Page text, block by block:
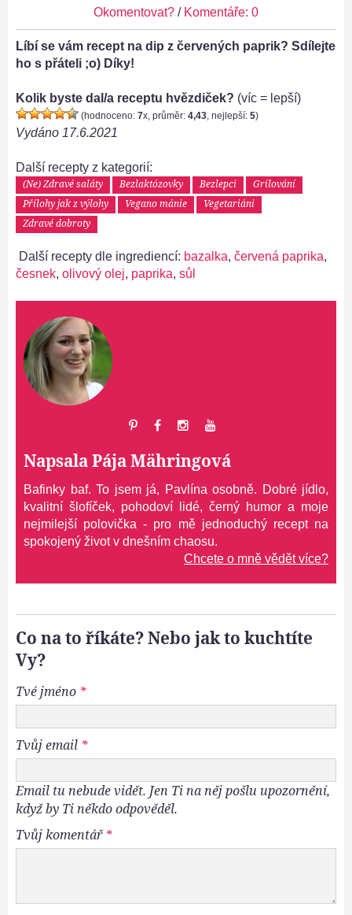
Okomentovat? / Komentáře: 0
Líbí se vám recept na dip z červených paprik? Sdílejte
ho s přáteli ;o) Díky!
Kolik byste dal/a receptu hvězdiček? (víc = lepší)
(hodnoceno: 7x, průměr: 4,43 , nejlepší: 5)
Vydáno 17.6.2021
Další recepty z kategorií:
(Ne) Zdravé saláty
Bezlaktózovky Bezlepci
Grilování
Přílohy jak z výlohy
Vegano mánie
Vegetariáni
Zdravé dobroty
Další recepty dle ingrediencí: bazalka, červená paprika,
česnek, olivový olej, paprika, sůl
NapsalaPája Mähringová
Bafinky baf. To jsem já, Pavlína osobně. Dobré jídlo,
kvalitní šlofíček, pohodoví lidé, černý humor a moje
nejmilejší polovička - pro mě jednoduchý recept na
spokojený život v dnešním chaosu.
Chcete o mně vědět více?
Co na to říkáte? Nebo jak to kuchtíte
Vy?
Tvé jméno *
Tvůj email *
Email tu nebude vidět. Jen Ti na něj pošlu upozornění,
když by Ti někdo odpověděl.
Tvůj komentář*